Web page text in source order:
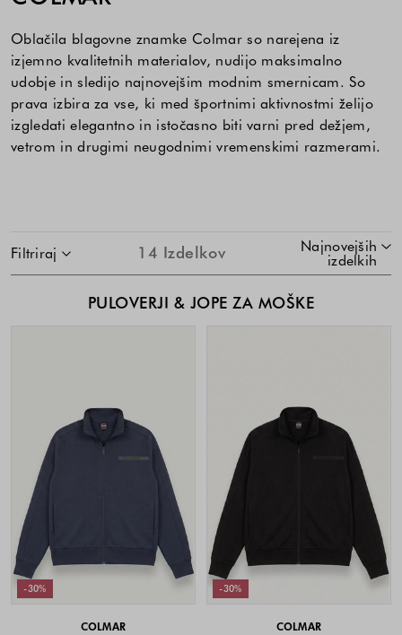
Oblačila blagovne znamke Colmar so narejena iz
izjemno kvalitetnih materialov, nudijo maksimalno
udobje in sledijo najnovejšim modnim smernicam. So
prava izbira za vse, ki med športnimi aktivnostmi želijo
izgledati elegantno in istočasno biti varni pred dežjem,
vetrom in drugimi neugodnimi vremenskimi razmerami.
14 Izdelkov Najnovejših
izdelkih
Filtriraj
PULOVERJI & JOPE ZA MOŠKE
-30%
COLMAR
-30%
COLMAR